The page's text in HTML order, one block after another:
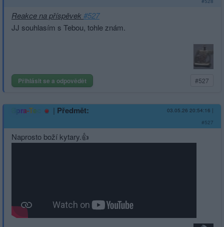
Reakce na příspěvek#527
JJ souhlasím s Tebou, tohle znám.
Přihlásit se a odpovědět #527
Spra-Tec | Předmět: 03.05.26 20:54:16 |
#527
Naprosto boží kytary.👍